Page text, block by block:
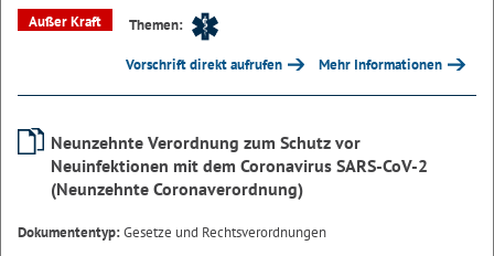
Außer Kraft
Themen:
Vorschrift direkt aufrufen Mehr Informationen
Neunzehnte Verordnung zum Schutz vor
Neuinfektionen mit dem Coronavirus SARS-CoV-2
(Neunzehnte Coronaverordnung)
Dokumententyp:Gesetze und Rechtsverordnungen